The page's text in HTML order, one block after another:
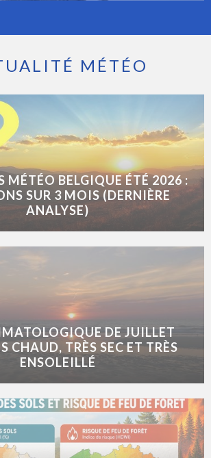
MÉTÉO
MÉTÉO BELGIQUE ÉTÉ 2026 :
SUR 3 MOIS (DERNIÈRE
ANALYSE)
DE JUILLET
CHAUD, TRÈS SEC ET TRÈS
ENSOLEILLÉ